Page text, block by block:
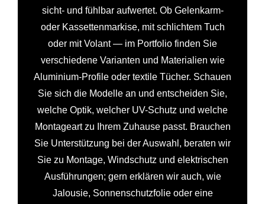
sicht- und fühlbar aufwertet. Ob Gelenkarm-
oder Kassettenmarkise, mit schlichtem Tuch
oder mit Volant — im Portfolio finden Sie
verschiedene Varianten und Materialien wie
Aluminium-Profile oder textile Tücher. Schauen
Sie sich die Modelle an und entscheiden Sie,
welche Optik, welcher UV-Schutz und welche
Montageart zu Ihrem Zuhause passt. Brauchen
Sie Unterstützung bei der Auswahl, beraten wir
Sie zu Montage, Windschutz und elektrischen
Ausführungen; gern erklären wir auch, wie
Jalousie, Sonnenschutzfolie oder eine